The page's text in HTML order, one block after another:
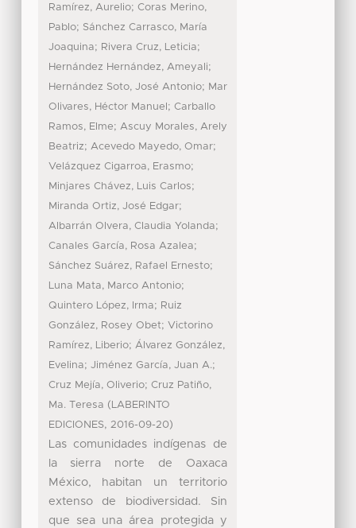
Ramírez, Aurelio; Coras Merino,
Pablo; Sánchez Carrasco, María
Joaquina; Rivera Cruz, Leticia;
Hernández Hernández, Ameyali;
Hernández Soto, José Antonio; Mar
Olivares, Héctor Manuel ; Carballo
Ramos, Elme; Ascuy Morales, Arely
Beatriz; Acevedo Mayedo, Omar;
Velázquez Cigarroa, Erasmo;
Minjares Chávez, Luis Carlos;
Miranda Ortiz, José Edgar;
Albarrán Olvera, Claudia Yolanda;
Canales García, Rosa Azalea;
Sánchez Suárez, Rafael Ernesto;
Luna Mata, Marco Antonio;
Quintero López, Irma; Ruiz
González, Rosey Obet; Victorino
Ramírez, Liberio; Álvarez González,
Evelina; Jiménez García, Juan A.;
Cruz Mejía, Oliverio; Cruz Patiño,
Ma. Teresa ( LABERINTO
EDICIONES, 2016-09-20)
Las comunidades indígenas de
la sierra norte de Oaxaca
México, habitan un territorio
extenso de biodiversidad. Sin
que sea una área protegida y